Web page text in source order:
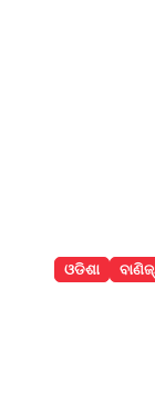
ଓଡିଶା